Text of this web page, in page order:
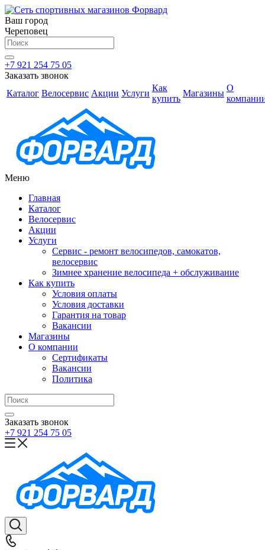
Ваш город
Череповец
+7 921 254 75 05
Заказать звонок
Каталог Велосервис Акции Услуги
Как
купить
Магазины
О
Меню
Главная
Каталог
Велосервис
Акции
Услуги
Сервис - ремонт велосипедов, самокатов,
велосервис
Зимнее хранение велосипеда + обслуживание
Как купить
Условия оплаты
Условия доставки
Гарантия на товар
Вакансии
Магазины
О компании
Сертификаты
Вакансии
Политика
Заказать звонок
+7 921 254 75 05